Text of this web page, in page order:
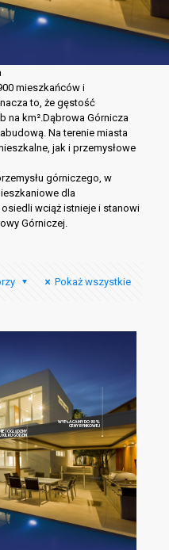
mieszkańców i
to, że gęstość
na km².Dąbrowa Górnicza
Na terenie miasta
jak i przemysłowe
górniczego, w
dla
wciąż istnieje i stanowi
Górniczej.
Pokaż wszystkie
I OGLĘDZNY
KILKU GODZIN
WYPŁACAMY DO 90%
CENY RYNKOWEJ